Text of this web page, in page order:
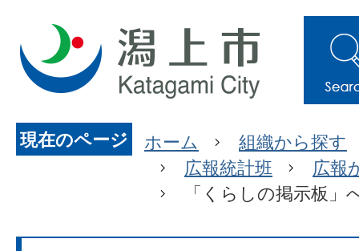
現在のページ ホーム
組織から探す
広報統計班
広報
「くらしの掲示板